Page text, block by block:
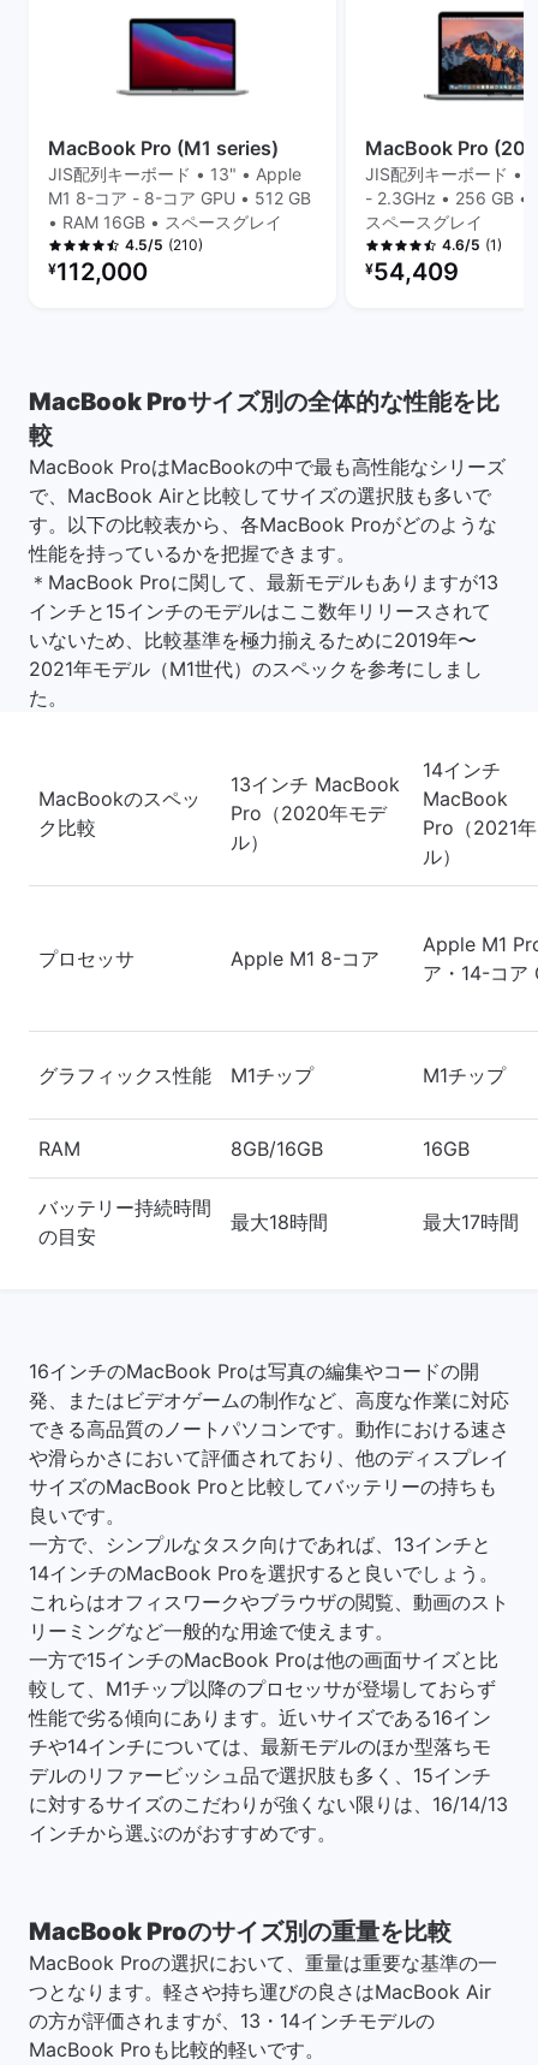
MacBook Pro (M1 series)
JIS配列キーボード • 13" • Apple
M1 8-コア - 8-コア GPU • 512 GB
• RAM 16GB • スペースグレイ
4.5/5 (210)
リファービッシュ品の価格：
¥112,000
MacBook Pro
JIS配列キーボード •
- 2.3GHz • 256 GB •
スペースグレイ
4.6/5 (1)
リファービッシュ品の
¥54,409
MacBook Proサイズ別の全体的な性能を比
較
MacBook ProはMacBookの中で最も高性能なシリーズ
で、MacBook Airと比較してサイズの選択肢も多いで
す。以下の比較表から、各MacBook Proがどのような
性能を持っているかを把握できます。
＊MacBook Proに関して、最新モデルもありますが13
インチと15インチのモデルはここ数年リリースされて
いないため、比較基準を極力揃えるために2019年〜
2021年モデル（M1世代）のスペックを参考にしまし
た。
MacBookのスペッ
ク比較
13インチ MacBook
Pro（2020年モデ
ル）
14インチ
MacBook
Pro（2021
ル）
プロセッサ Apple M1 8-コア
Apple M1
ア・14-コア
グラフィックス性能 M1チップ M1チップ
RAM 8GB/16GB 16GB
バッテリー持続時間
の目安
最大18時間 最大17時間
16インチのMacBook Proは写真の編集やコードの開
発、またはビデオゲームの制作など、高度な作業に対応
できる高品質のノートパソコンです。動作における速さ
や滑らかさにおいて評価されており、他のディスプレイ
サイズのMacBook Proと比較してバッテリーの持ちも
良いです。
一方で、シンプルなタスク向けであれば、13インチと
14インチのMacBook Proを選択すると良いでしょう。
これらはオフィスワークやブラウザの閲覧、動画のスト
リーミングなど一般的な用途で使えます。
一方で15インチのMacBook Proは他の画面サイズと比
較して、M1チップ以降のプロセッサが登場しておらず
性能で劣る傾向にあります。近いサイズである16イン
チや14インチについては、最新モデルのほか型落ちモ
デルのリファービッシュ品で選択肢も多く、15インチ
に対するサイズのこだわりが強くない限りは、16/14/13
インチから選ぶのがおすすめです。
MacBook Proのサイズ別の重量を比較
MacBook Proの選択において、重量は重要な基準の一
つとなります。軽さや持ち運びの良さはMacBook Air
の方が評価されますが、13・14インチモデルの
MacBook Proも比較的軽いです。